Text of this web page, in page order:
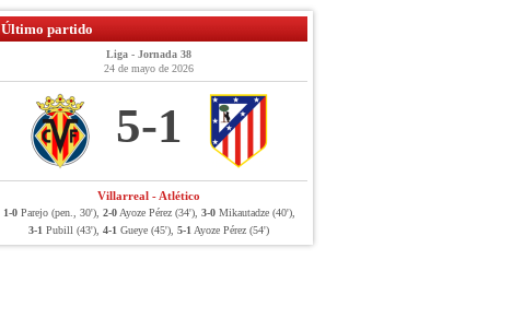
Último partido
Liga - Jornada 38
24 de mayo de 2026
5-1
Villarreal - Atlético
1-0Parejo (pen., 30'), 2-0Ayoze Pérez (34'), 3-0Mikautadze (40'),
3-1 Pubill (43'), 4-1 Gueye (45'), 5-1 Ayoze Pérez (54')